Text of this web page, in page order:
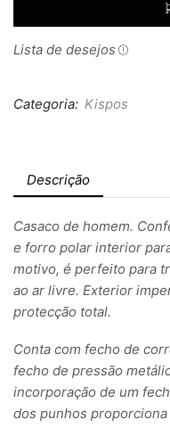
Lista de desejos
Categoria: Kispos
Descrição
Casaco de homem.
e forro polar interior
motivo, é perfeito para
ao ar livre. Exterior
protecção total.
Conta com fecho de
fecho de pressão
incorporação de um
dos punhos proporciona